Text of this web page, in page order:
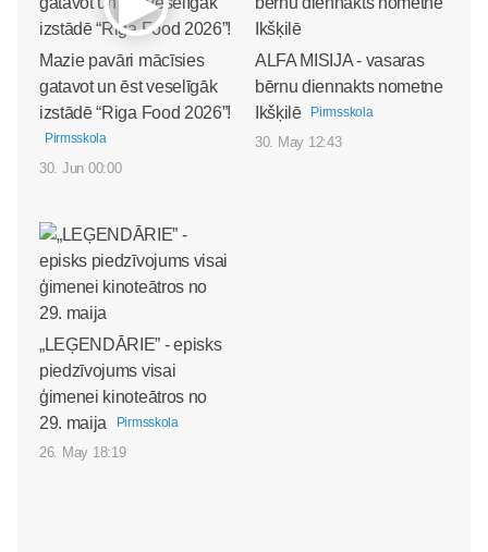
Mazie pavāri mācīsies
gatavot un ēst veselīgāk
izstādē “Riga Food 2026”!
Pirmsskola
30. Jun 00:00
ALFA MISIJA - vasaras
bērnu diennakts nometne
Ikšķilē
Pirmsskola
30. May 12:43
„LEĢENDĀRIE” - episks
piedzīvojums visai
ģimenei kinoteātros no
29. maija
Pirmsskola
26. May 18:19